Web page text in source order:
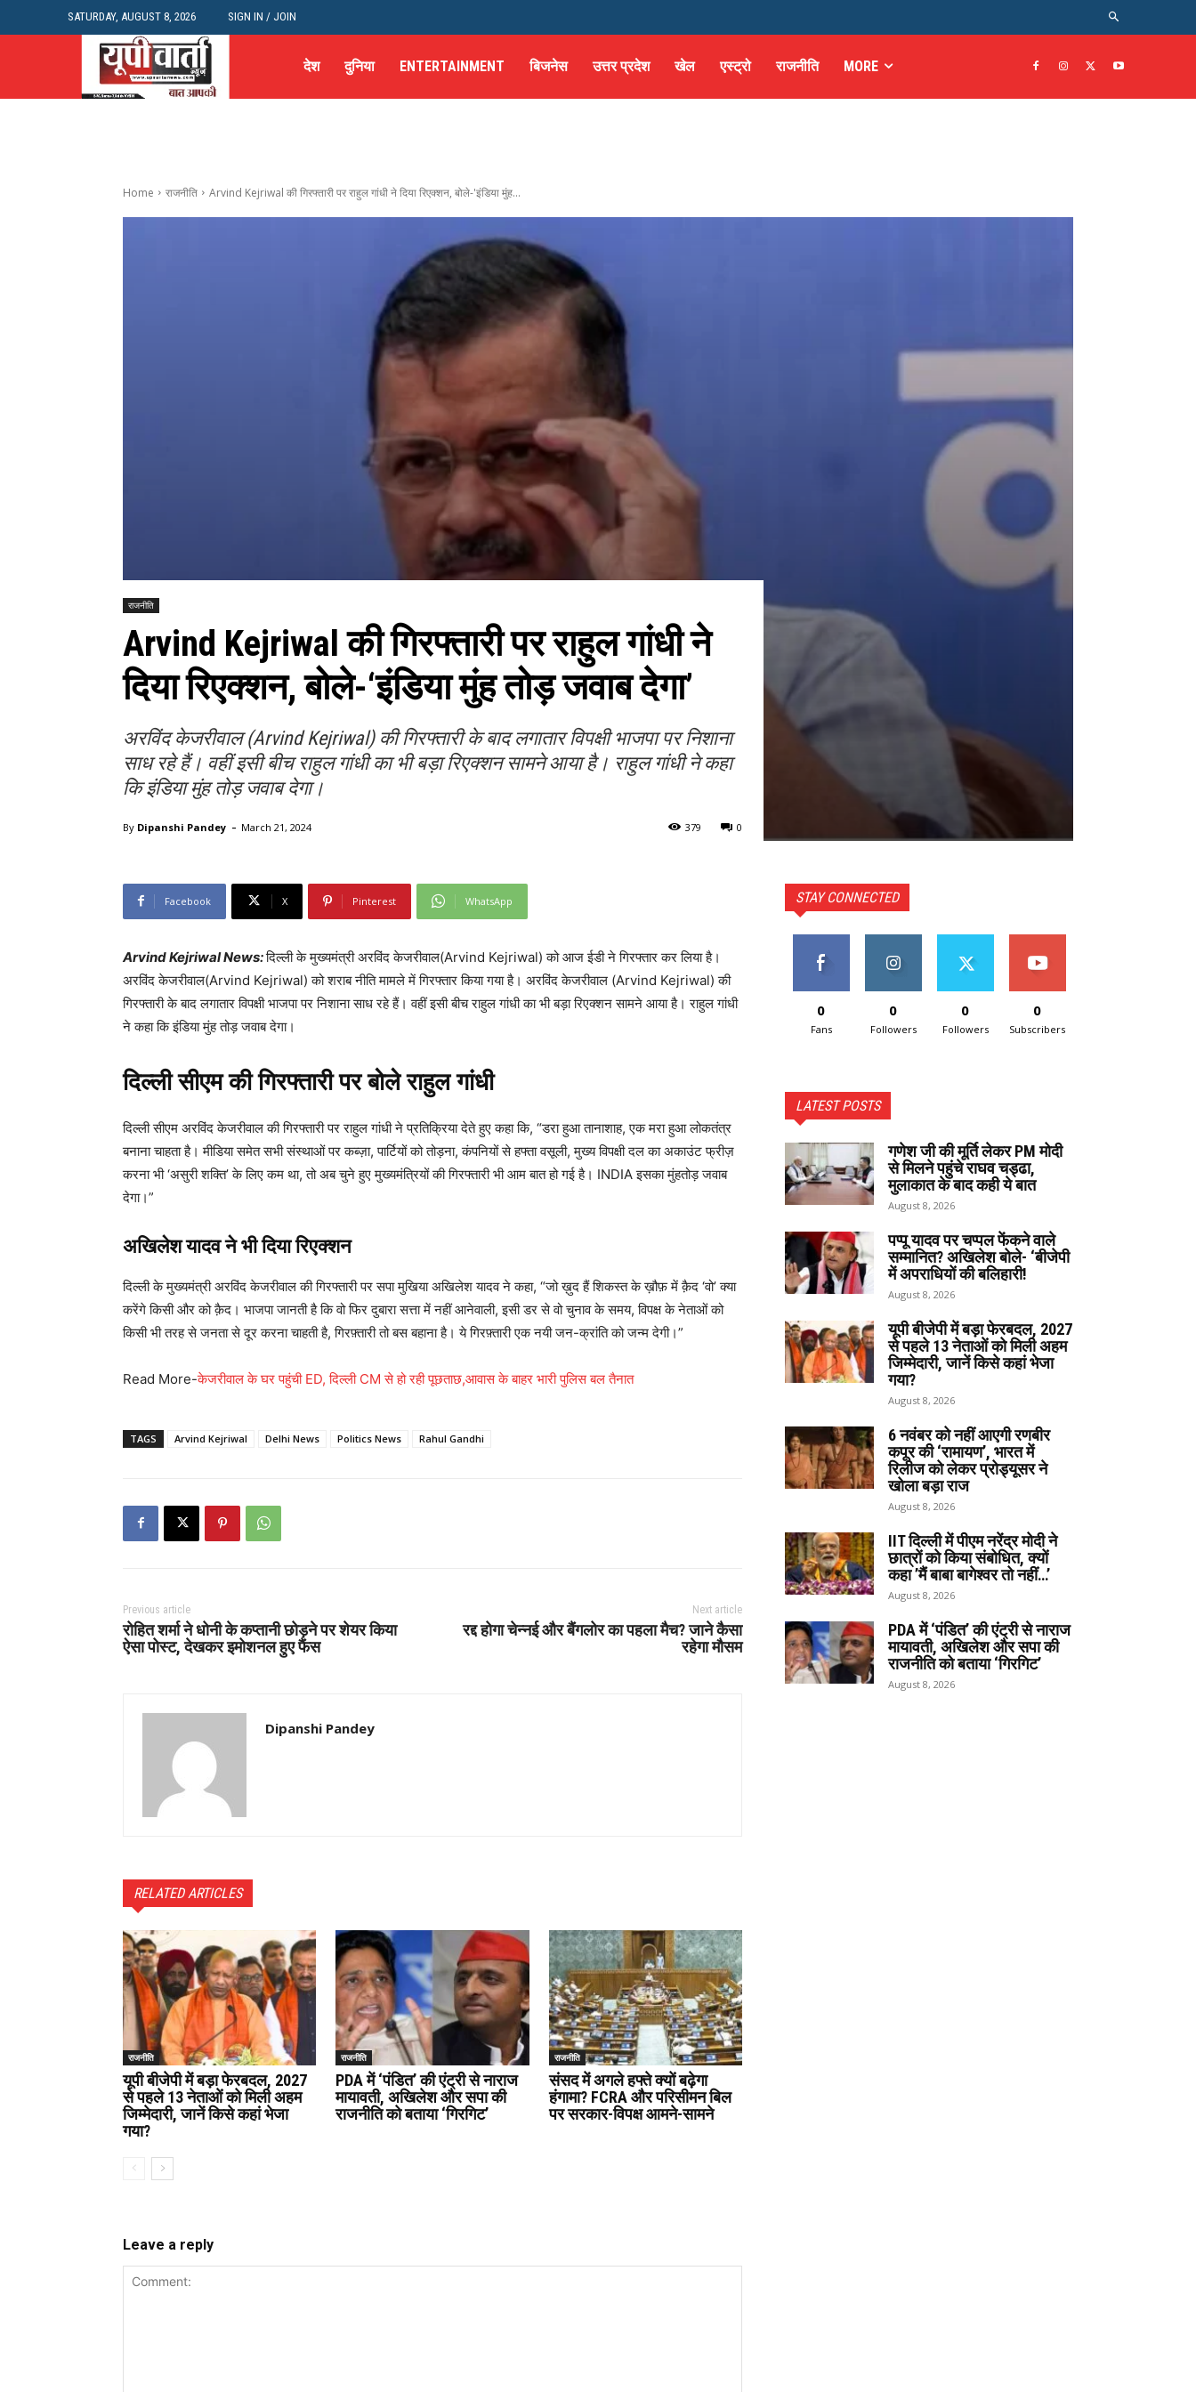
SATURDAY, AUGUST 8, 2026 SIGN IN / JOIN
देश दुनिया ENTERTAINMENT बिजनेस उत्तर प्रदेश खेल एस्ट्रो राजनीति MORE
Home राजनीति Arvind Kejriwal की गिरफ्तारी पर राहुल गांधी ने दिया रिएक्शन, बोले-'इंडिया मुंह...
राजनीति
Arvind Kejriwal की गिरफ्तारी पर राहुल गांधी ने
दिया रिएक्शन, बोले-‘इंडिया मुंह तोड़ जवाब देगा’
अरविंद केजरीवाल (Arvind Kejriwal) की गिरफ्तारी के बाद लगातार विपक्षी भाजपा पर निशाना
साध रहे हैं। वहीं इसी बीच राहुल गांधी का भी बड़ा रिएक्शन सामने आया है। राहुल गांधी ने कहा
कि इंडिया मुंह तोड़ जवाब देगा।
By Dipanshi Pandey - March 21, 2024 0
379
Facebook X Pinterest WhatsApp
Arvind Kejriwal News:दिल्ली के मुख्यमंत्री अरविंद केजरीवाल(Arvind Kejriwal) को आज ईडी ने गिरफ्तार कर लिया है।
अरविंद केजरीवाल(Arvind Kejriwal) को शराब नीति मामले में गिरफ्तार किया गया है। अरविंद केजरीवाल (Arvind Kejriwal) की
गिरफ्तारी के बाद लगातार विपक्षी भाजपा पर निशाना साध रहे हैं। वहीं इसी बीच राहुल गांधी का भी बड़ा रिएक्शन सामने आया है। राहुल गांधी
ने कहा कि इंडिया मुंह तोड़ जवाब देगा।
दिल्ली सीएम की गिरफ्तारी पर बोले राहुल गांधी
दिल्ली सीएम अरविंद केजरीवाल की गिरफ्तारी पर राहुल गांधी ने प्रतिक्रिया देते हुए कहा कि, “डरा हुआ तानाशाह, एक मरा हुआ लोकतंत्र
बनाना चाहता है। मीडिया समेत सभी संस्थाओं पर कब्ज़ा, पार्टियों को तोड़ना, कंपनियों से हफ्ता वसूली, मुख्य विपक्षी दल का अकाउंट फ्रीज़
करना भी ‘असुरी शक्ति’ के लिए कम था, तो अब चुने हुए मुख्यमंत्रियों की गिरफ्तारी भी आम बात हो गई है। INDIA इसका मुंहतोड़ जवाब
देगा।”
अखिलेश यादव ने भी दिया रिएक्शन
दिल्ली के मुख्यमंत्री अरविंद केजरीवाल की गिरफ्तारी पर सपा मुखिया अखिलेश यादव ने कहा, “जो ख़ुद हैं शिकस्त के ख़ौफ़ में क़ैद ‘वो’ क्या
करेंगे किसी और को क़ैद। भाजपा जानती है कि वो फिर दुबारा सत्ता में नहीं आनेवाली, इसी डर से वो चुनाव के समय, विपक्ष के नेताओं को
किसी भी तरह से जनता से दूर करना चाहती है, गिरफ़्तारी तो बस बहाना है। ये गिरफ़्तारी एक नयी जन-क्रांति को जन्म देगी।”
Read More-केजरीवाल के घर पहुंची ED, दिल्ली CM से हो रही पूछताछ,आवास के बाहर भारी पुलिस बल तैनात
TAGS Arvind Kejriwal Delhi News Politics News Rahul Gandhi
Previous article
रोहित शर्मा ने धोनी के कप्तानी छोड़ने पर शेयर किया
ऐसा पोस्ट, देखकर इमोशनल हुए फैंस
Next article
रद्द होगा चेन्नई और बैंगलोर का पहला मैच? जाने कैसा
रहेगा मौसम
Dipanshi Pandey
RELATED ARTICLES
राजनीति
यूपी बीजेपी में बड़ा फेरबदल, 2027
से पहले 13 नेताओं को मिली अहम
जिम्मेदारी, जानें किसे कहां भेजा
गया?
राजनीति
PDA में ‘पंडित’ की एंट्री से नाराज
मायावती, अखिलेश और सपा की
राजनीति को बताया ‘गिरगिट’
राजनीति
संसद में अगले हफ्ते क्यों बढ़ेगा
हंगामा? FCRA और परिसीमन बिल
पर सरकार-विपक्ष आमने-सामने
Leave a reply
STAY CONNECTED
0
Fans
0
Followers
0
Followers
0
Subscribers
LATEST POSTS
गणेश जी की मूर्ति लेकर PM मोदी
से मिलने पहुंचे राघव चड्ढा,
मुलाकात के बाद कही ये बात
August 8, 2026
पप्पू यादव पर चप्पल फेंकने वाले
सम्मानित? अखिलेश बोले- ‘बीजेपी
में अपराधियों की बलिहारी!
August 8, 2026
यूपी बीजेपी में बड़ा फेरबदल, 2027
से पहले 13 नेताओं को मिली अहम
जिम्मेदारी, जानें किसे कहां भेजा
गया?
August 8, 2026
6 नवंबर को नहीं आएगी रणबीर
कपूर की ‘रामायण’, भारत में
रिलीज को लेकर प्रोड्यूसर ने
खोला बड़ा राज
August 8, 2026
IIT दिल्ली में पीएम नरेंद्र मोदी ने
छात्रों को किया संबोधित, क्यों
कहा ’मैं बाबा बागेश्वर तो नहीं…’
August 8, 2026
PDA में ‘पंडित’ की एंट्री से नाराज
मायावती, अखिलेश और सपा की
राजनीति को बताया ‘गिरगिट’
August 8, 2026